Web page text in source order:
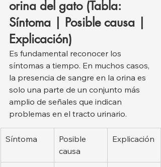
orina del gato (Tabla:
Síntoma | Posible causa |
Explicación)
Es fundamental reconocer los
síntomas a tiempo. En muchos casos,
la presencia de sangre en la orina es
solo una parte de un conjunto más
amplio de señales que indican
problemas en el tracto urinario.
Síntoma
Posible
causa
Explicación